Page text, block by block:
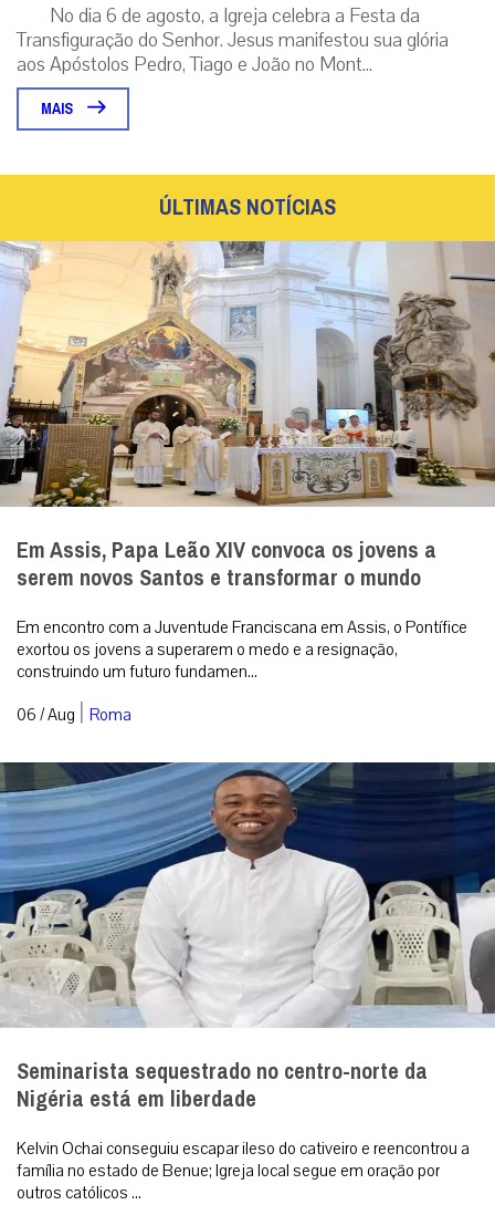
No dia 6 de agosto, a Igreja celebra a Festa da
Transfiguração do Senhor. Jesus manifestou sua glória
aos Apóstolos Pedro, Tiago e João no Mont...
MAIS
ÚLTIMAS NOTÍCIAS
Em Assis, Papa Leão XIV convoca os jovens a
serem novos Santos e transformar o mundo
Em encontro com a Juventude Franciscana em Assis, o Pontífice
exortou os jovens a superarem o medo e a resignação,
construindo um futuro fundamen...
06 / Aug | Roma
Seminarista sequestrado no centro-norte da
Nigéria está em liberdade
Kelvin Ochai conseguiu escapar ileso do cativeiro e reencontrou a
família no estado de Benue; Igreja local segue em oração por
outros católicos ...